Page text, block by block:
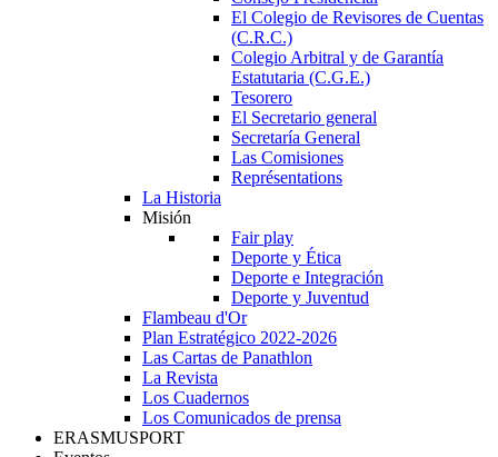
El Colegio de Revisores de Cuentas
(C.R.C.)
Colegio Arbitral y de Garantía
Estatutaria (C.G.E.)
Tesorero
El Secretario general
Secretaría General
Las Comisiones
Représentations
La Historia
Misión
Fair play
Deporte y Ética
Deporte e Integración
Deporte y Juventud
Flambeau d'Or
Plan Estratégico 2022-2026
Las Cartas de Panathlon
La Revista
Los Cuadernos
Los Comunicados de prensa
ERASMUSPORT